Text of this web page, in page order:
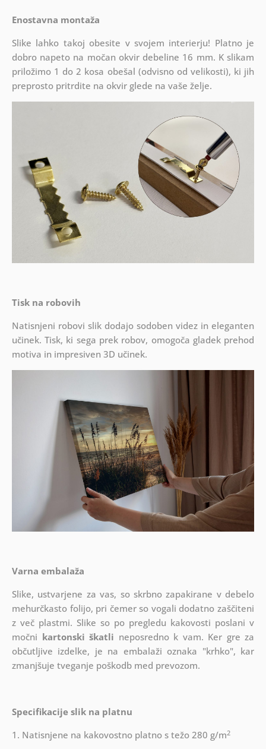
Enostavna montaža
Slike lahko takoj obesite v svojem interierju! Platno je
dobro napeto na močan okvir debeline 16 mm. K slikam
priložimo 1 do 2 kosa obešal (odvisno od velikosti), ki jih
preprosto pritrdite na okvir glede na vaše želje.
Tisk na robovih
Natisnjeni robovi slik dodajo sodoben videz in eleganten
učinek. Tisk, ki sega prek robov, omogoča gladek prehod
motiva in impresiven 3D učinek.
Varna embalaža
Slike, ustvarjene za vas, so skrbno zapakirane v debelo
mehurčkasto folijo, pri čemer so vogali dodatno zaščiteni
z več plastmi. Slike so po pregledu kakovosti poslani v
močni kartonski škatli neposredno k vam. Ker gre za
občutljive izdelke, je na embalaži oznaka "krhko", kar
zmanjšuje tveganje poškodb med prevozom.
Specifikacije slik na platnu
1. Natisnjene na kakovostno platno s težo 280 g/m2